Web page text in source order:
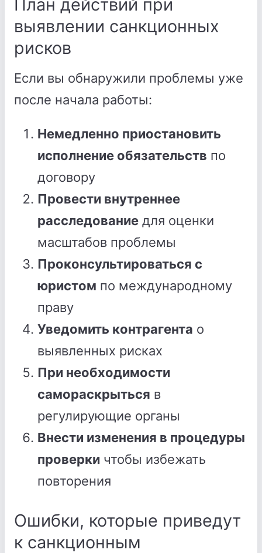
План действий при
выявлении санкционных
рисков
Если вы обнаружили проблемы уже
после начала работы:
Немедленно приостановить
исполнение обязательств по
договору
Провести внутреннее
расследование для оценки
масштабов проблемы
Проконсультироваться с
юристом по международному
праву
Уведомить контрагента о
выявленных рисках
При необходимости
самораскрыться в
регулирующие органы
Внести изменения в процедуры
проверки чтобы избежать
повторения
Ошибки, которые приведут
к санкционным